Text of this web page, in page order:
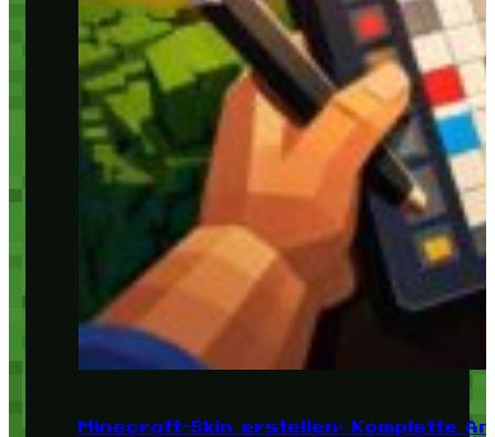
Minecraft-Skin erstellen: Komplette